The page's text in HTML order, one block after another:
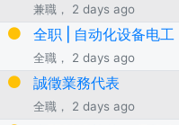
兼職， 2 days ago
全职 | 自动化设备电工
全職， 2 days ago
誠徵業務代表
全職， 2 days ago